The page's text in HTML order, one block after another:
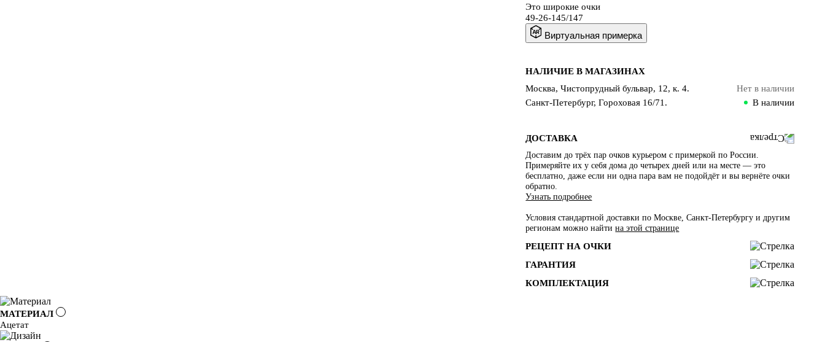
Это широкие очки
49-26-145/147
Виртуальная примерка
НАЛИЧИЕ В МАГАЗИНАХ
Москва, Чистопрудный бульвар, 12, к. 4.
Нет в наличии
Санкт-Петербург, Гороховая 16/71.
В наличии
ДОСТАВКА
Доставим до трёх пар очков курьером с примеркой по России.
Примеряйте их у себя дома до четырех дней или на месте — это
бесплатно, даже если ни одна пара вам не подойдёт и вы вернёте очки
обратно.
Узнать подробнее
Условия стандартной доставки по Москве, Санкт-Петербургу и другим
регионам можно найтина этой странице
РЕЦЕПТ НА ОЧКИ
ГАРАНТИЯ
КОМПЛЕКТАЦИЯ
МАТЕРИАЛ
Ацетат